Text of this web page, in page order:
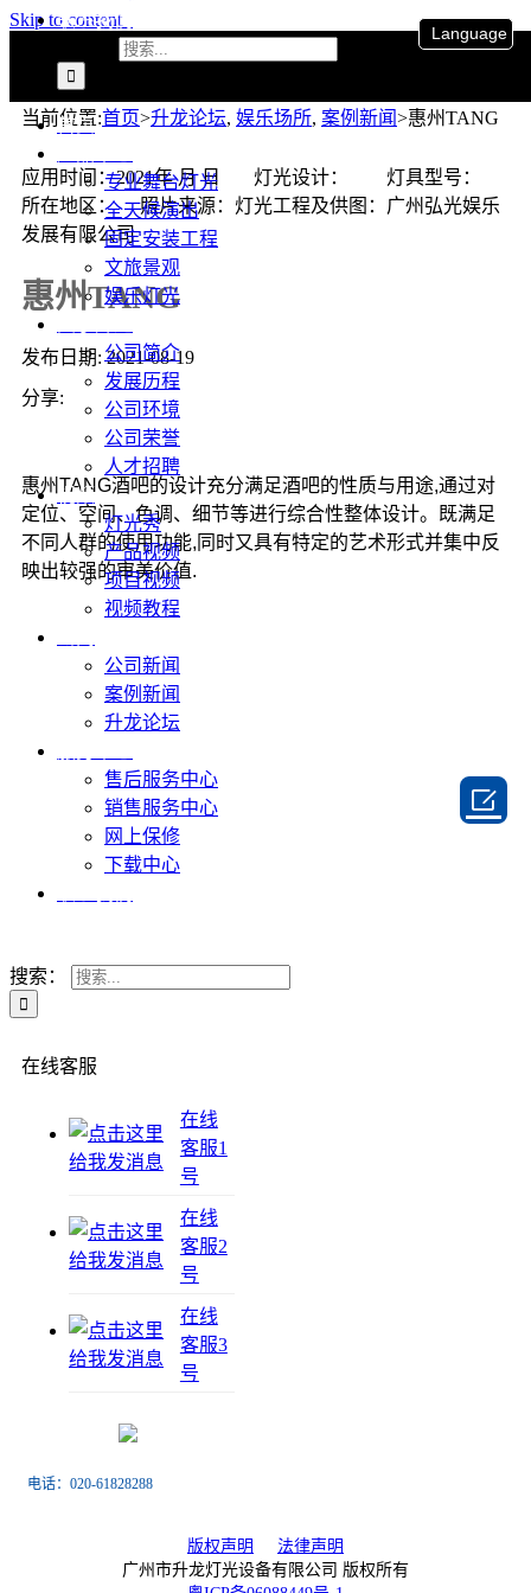
Skip to content
联系我们
首页
专业舞台灯光
全天候演出
固定安装工程
文旅景观
娱乐灯光
公司简介
发展历程
公司环境
公司荣誉
人才招聘
视频
灯光秀
产品视频
项目视频
视频教程
公司新闻
案例新闻
升龙论坛
售后服务中心
销售服务中心
网上保修
下载中心
搜索：
当前位置:首页>升龙论坛, 娱乐场所, 案例新闻>惠州TANG
应用时间：2021年 月 日 灯光设计： 灯具型号：
所在地区： 照片来源：灯光工程及供图：广州弘光娱乐
发展有限公司
惠州TANG
发布日期: 2021-08-19
分享:
惠州TANG酒吧的设计充分满足酒吧的性质与用途,通过对
定位、空间、色调、细节等进行综合性整体设计。既满足
不同人群的使用功能,同时又具有特定的艺术形式并集中反
映出较强的审美价值.
在线客服
在线
客服1
号
在线
客服2
号
在线
客服3
号
电话：020-61828288
版权声明
法律声明
广州市升龙灯光设备有限公司 版权所有
Language
